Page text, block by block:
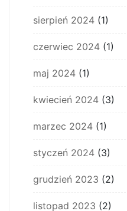
sierpień 2024 (1)
czerwiec 2024 (1)
maj 2024 (1)
kwiecień 2024 (3)
marzec 2024 (1)
styczeń 2024 (3)
grudzień 2023 (2)
listopad 2023 (2)